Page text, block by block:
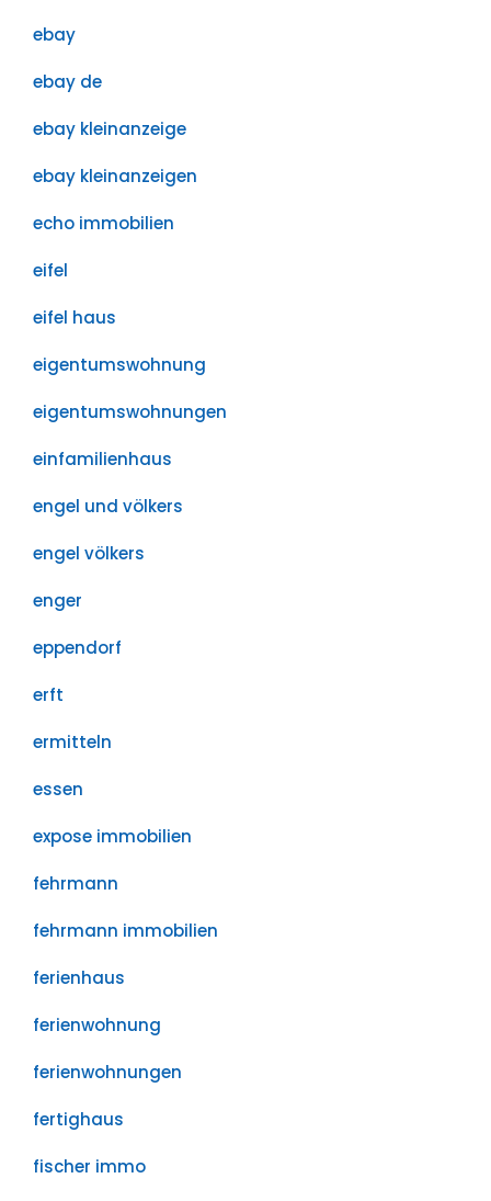
ebay
ebay de
ebay kleinanzeige
ebay kleinanzeigen
echo immobilien
eifel
eifel haus
eigentumswohnung
eigentumswohnungen
einfamilienhaus
engel und völkers
engel völkers
enger
eppendorf
erft
ermitteln
essen
expose immobilien
fehrmann
fehrmann immobilien
ferienhaus
ferienwohnung
ferienwohnungen
fertighaus
fischer immo